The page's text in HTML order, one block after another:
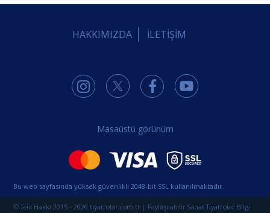
HAKKIMIZDA İLETİŞİM
Masaüstü görünüm
Bu web sayfasında yüksek güvenlikli 2048-bit SSL kullanılmaktadır.
© Telif Hakkı 2015 - 2026 tiyatrolar.com.tr | Paylaşılabilir Sanat Tiyatrolar Bilgi